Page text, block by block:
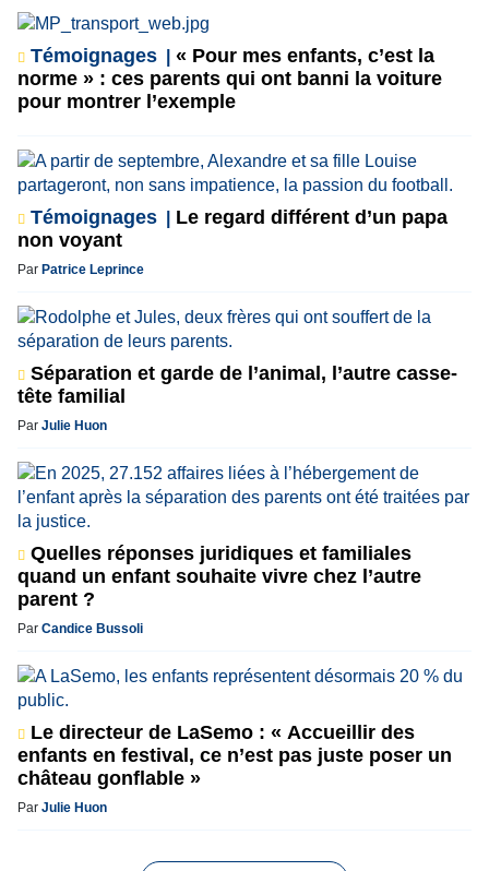
Témoignages
« Pour mes enfants, c’est la
norme » : ces parents qui ont banni la voiture
pour montrer l’exemple
Témoignages
Le regard différent d’un papa
non voyant
Par Patrice Leprince
Séparation et garde de l’animal, l’autre casse-
tête familial
Par Julie Huon
Quelles réponses juridiques et familiales
quand un enfant souhaite vivre chez l’autre
parent ?
Par Candice Bussoli
Le directeur de LaSemo : « Accueillir des
enfants en festival, ce n’est pas juste poser un
château gonflable »
Par Julie Huon